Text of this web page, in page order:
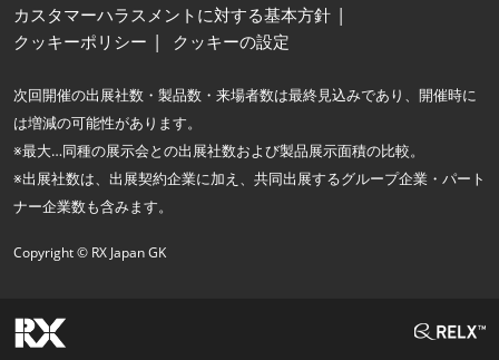
カスタマーハラスメントに対する基本方針
クッキーポリシー
クッキーの設定
次回開催の出展社数・製品数・来場者数は最終見込みであり、開催時に
は増減の可能性があります。
※最大…同種の展示会との出展社数および製品展示面積の比較。
※出展社数は、出展契約企業に加え、共同出展するグループ企業・パート
ナー企業数も含みます。
Copyright © RX Japan GK